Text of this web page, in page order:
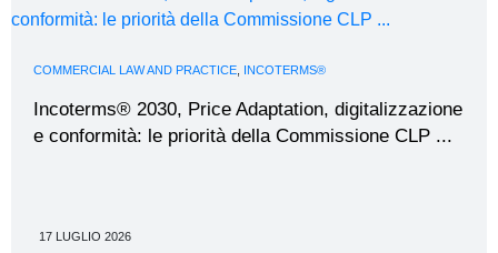
COMMERCIAL LAW AND PRACTICE INCOTERMS®
Incoterms® 2030, Price Adaptation, digitalizzazione
e conformità: le priorità della Commissione CLP ...
17 LUGLIO 2026